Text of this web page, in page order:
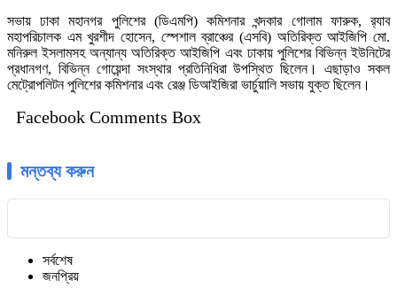
সভায় ঢাকা মহানগর পুলিশের (ডিএমপি) কমিশনার খন্দকার গোলাম ফারুক, র‍্যাব
মহাপরিচালক এম খুরশীদ হোসেন, স্পেশাল ব্রাঞ্চের (এসবি) অতিরিক্ত আইজিপি মো.
মনিরুল ইসলামসহ অন্যান্য অতিরিক্ত আইজিপি এবং ঢাকায় পুলিশের বিভিন্ন ইউনিটের
প্রধানগণ, বিভিন্ন গোয়েন্দা সংস্থার প্রতিনিধিরা উপস্থিত ছিলেন। এছাড়াও সকল
মেট্রোপলিটন পুলিশের কমিশনার এবং রেঞ্জ ডিআইজিরা ভার্চুয়ালি সভায় যুক্ত ছিলেন।
Facebook Comments Box
মন্তব্য করুন
সর্বশেষ
জনপ্রিয়